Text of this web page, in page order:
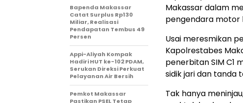
Makassar dalam
pengendara motor
Usai meresmikan
Kapolrestabes
penerbitan SIM C1
sidik jari dan tanda
Tak hanya
Bapenda Makassar
Catat Surplus Rp130
Miliar, Realisasi
Pendapatan Tembus 49
Persen
Appi-Aliyah Kompak
Hadiri HUT ke-102 PDAM,
Serukan Direksi Perkuat
Pelayanan Air Bersih
Pemkot Makassar
Pastikan PSEL Tetap